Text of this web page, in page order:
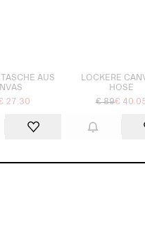
AUS
27.30
LOCKERE
HOSE
€ 89€